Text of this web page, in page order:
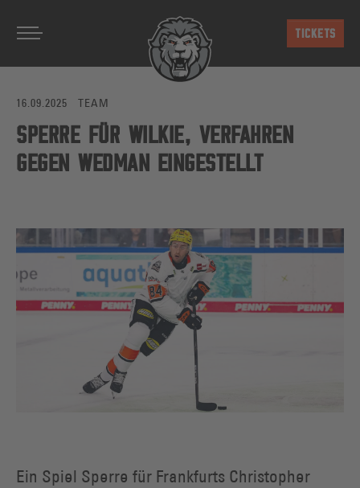
TICKETS
16.09.2025 TEAM
SPERRE FÜR WILKIE, VERFAHREN
GEGEN WEDMAN EINGESTELLT
Ein Spiel Sperre für Frankfurts Christopher